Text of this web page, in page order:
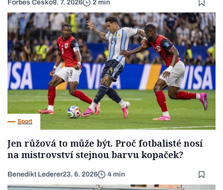
Forbes Česko9. 7. 2026 2 min
Sport
Jen růžová to může být. Proč fotbalisté nosí
na mistrovství stejnou barvu kopaček?
Benedikt Lederer23. 6. 2026 4 min